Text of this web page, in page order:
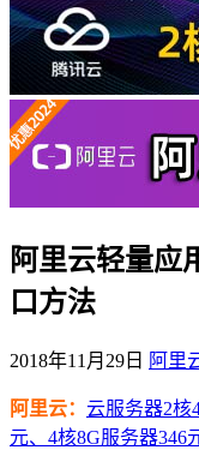
阿里云轻量应
口方法
2018年11月29日 阿里
阿里云： 云服务器2核
元、4核8G服务器346